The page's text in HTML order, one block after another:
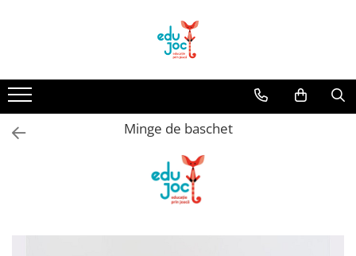
1-2 ani
3-4 ani
5-7 ani
Minge de baschet